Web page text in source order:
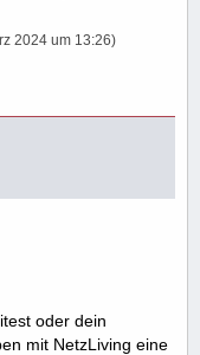
2024 um 13:26)
oder dein
mit NetzLiving eine